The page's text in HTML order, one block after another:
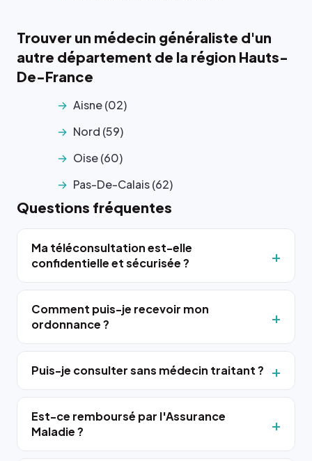
Trouver un médecin généraliste d'un
autre département de la région Hauts-
De-France
Aisne (02)
Nord (59)
Oise (60)
Pas-De-Calais (62)
Questions fréquentes
Ma téléconsultation est-elle
confidentielle et sécurisée ?
Comment puis-je recevoir mon
ordonnance ?
Puis-je consulter sans médecin traitant ?
Est-ce remboursé par l'Assurance
Maladie ?